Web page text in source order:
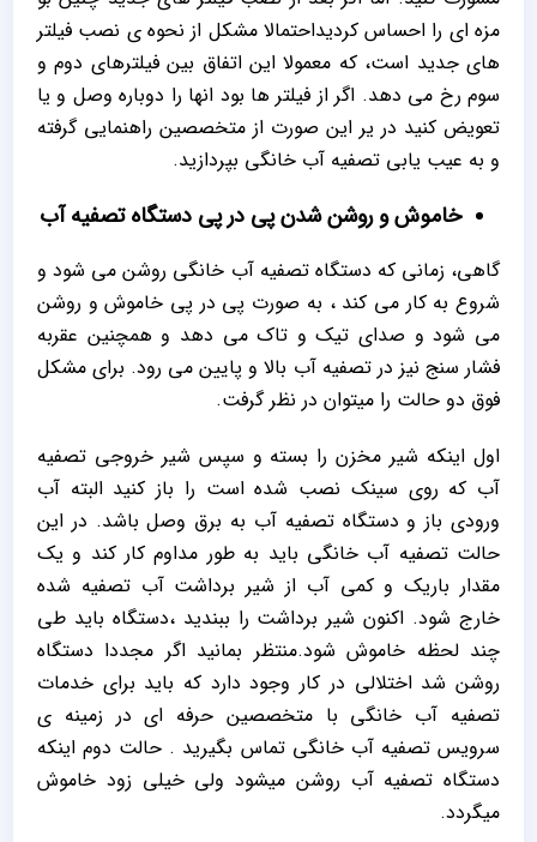
مزه ای را احساس کردیداحتمالا مشکل از نحوه ی نصب فیلتر
های جدید است، که معمولا این اتفاق بین فیلترهای دوم و
سوم رخ می دهد. اگر از فیلتر ها بود انها را دوباره وصل و یا
تعویض کنید در یر این صورت از متخصصین راهنمایی گرفته
و به عیب یابی تصفیه آب خانگی بپردازید.
خاموش و روشن شدن پی در پی دستگاه تصفیه آب
گاهی، زمانی که دستگاه تصفیه آب خانگی روشن می شود و
شروع به کار می کند ، به صورت پی در پی خاموش و روشن
می شود و صدای تیک و تاک می دهد و همچنین عقربه
فشار سنج نیز در تصفیه آب بالا و پایین می رود. برای مشکل
فوق دو حالت را میتوان در نظر گرفت.
اول اینکه شیر مخزن را بسته و سپس شیر خروجی تصفیه
آب که روی سینک نصب شده است را باز کنید البته آب
ورودی باز و دستگاه تصفیه آب به برق وصل باشد. در این
حالت تصفیه آب خانگی باید به طور مداوم کار کند و یک
مقدار باریک و کمی آب از شیر برداشت آب تصفیه شده
خارج شود. اکنون شیر برداشت را ببندید ،دستگاه باید طی
چند لحظه خاموش شود.منتظر بمانید اگر مجددا دستگاه
روشن شد اختلالی در کار وجود دارد که باید برای خدمات
تصفیه آب خانگی با متخصصین حرفه ای در زمینه ی
سرویس تصفیه آب خانگی تماس بگیرید . حالت دوم اینکه
دستگاه تصفیه آب روشن میشود ولی خیلی زود خاموش
میگردد.